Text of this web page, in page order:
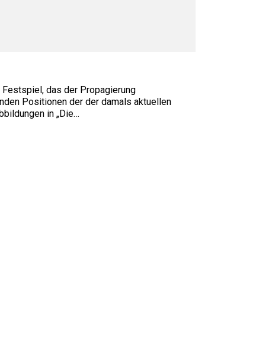
das der Propagierung
Positionen der der damals aktuellen
in „Die…